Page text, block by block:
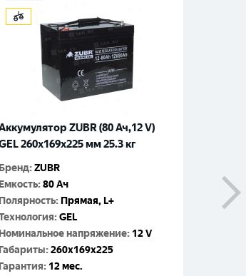
ZUBR (80 Ач,12 V)
260x169x225 мм 25.3 кг
Бренд:ZUBR
Емкость:80 Ач
Полярность: Прямая, L+
:GEL
Номинальное напряжение: 12 V
Габариты:260x169x225
Гарантия: 12 мес.